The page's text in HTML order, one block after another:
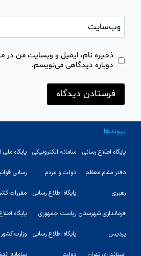
وب‌سایت
ذخیره نام، ایمیل و وبسایت من در
دوباره دیدگاهی می‌نویسم.
پیوندها
پایگاه اطلاع رسانی
دفتر مقام معظم
رهبری
فرمانداری شهرستان
پردیس
سامانه الکترونیکی
دولت و مردم
پایگاه اطلاع رسانی
ریاست جمهوری
پایگاه اطلاع رسانی
پایگاه ملی
رسانی
مقررات
پایگاه
وزارت کشور